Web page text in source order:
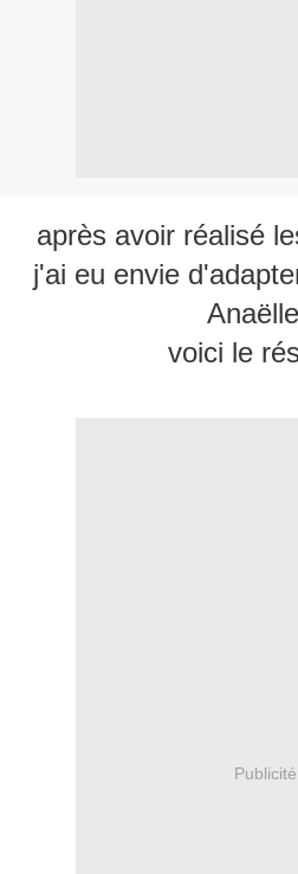
après avoir réalisé
j'ai eu envie
voici le
Publicité